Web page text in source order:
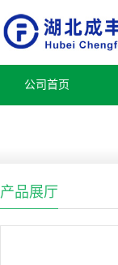
公司首页
产品展厅